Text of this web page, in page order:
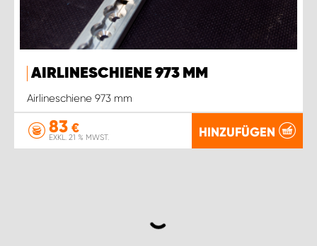
AIRLINESCHIENE 973 MM
Airlineschiene 973 mm
83 €
EXKL. 21 % MWST. HINZUFÜGEN